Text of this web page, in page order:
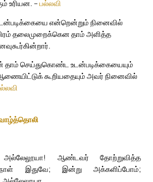
உரியன. – பல்லவி
என்றென்றும் நினைவில்
தலைமுறைக்கென தாம் அளித்த
தாம் செய்துகொண்ட உடன்படிக்கையையும்
கூறியதையும் அவர் நினைவில்
அல்லேலூயா! ஆண்டவர் தோற்றுவித்த
இதுவே; இன்று அக்களிப்போம்;